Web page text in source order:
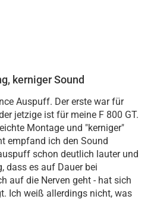
kerniger Sound
Auspuff. Der erste war für
jetzige ist für meine F 800 GT.
Montage und "kerniger"
empfand ich den Sound
schon deutlich lauter und
dass es auf Dauer bei
auf die Nerven geht - hat sich
Ich weiß allerdings nicht, was